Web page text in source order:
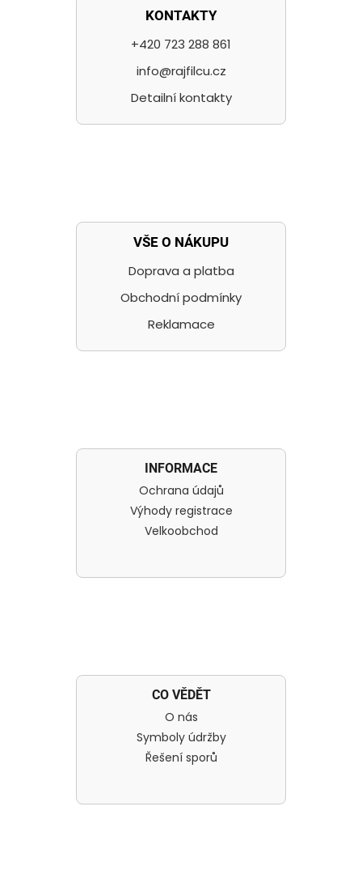
KONTAKTY
+420 723 288 861
info@rajfilcu.cz
Detailní kontakty
VŠE O NÁKUPU
Doprava a platba
Obchodní podmínky
Reklamace
INFORMACE
Ochrana údajů
Výhody registrace
Velkoobchod
CO VĚDĚT
O nás
Symboly údržby
Řešení sporů